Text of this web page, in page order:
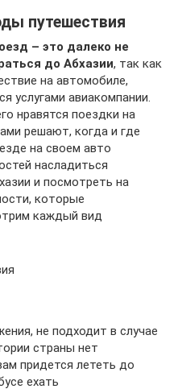
путешествия
– это далеко не
до Абхазии, так как
на автомобиле,
услугами авиакомпании.
нравятся поездки на
решают, когда и где
на своем авто
насладиться
и посмотреть на
которые
каждый вид
не подходит в случае
страны нет
придется лететь до
ехать